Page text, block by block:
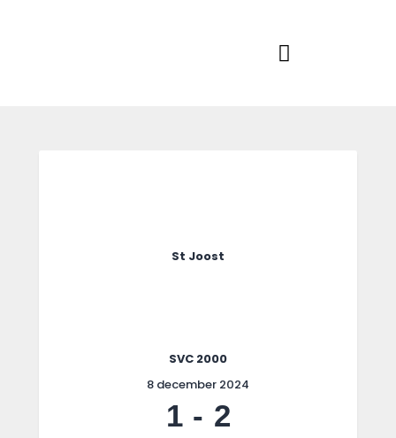
St Joost
SVC 2000
8 december 2024
1- 2